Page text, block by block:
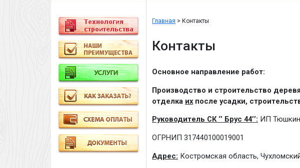
Главная > Контакты
Контакты
Основное направление работ:
Производство и строительство
отделка ихпосле усадки,
Руководитель СК ‘’ Брус 44’’: ИП Тюшкин
ОГРНИП 317440100019001
Адрес: Костромская область,